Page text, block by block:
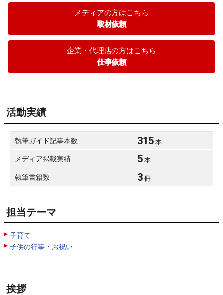
メディアの方はこちら
取材依頼
企業・代理店の方はこちら
仕事依頼
活動実績
執筆ガイド記事本数 315 本
メディア掲載実績 5 本
執筆書籍数 3 冊
担当テーマ
子育て
子供の行事・お祝い
挨拶